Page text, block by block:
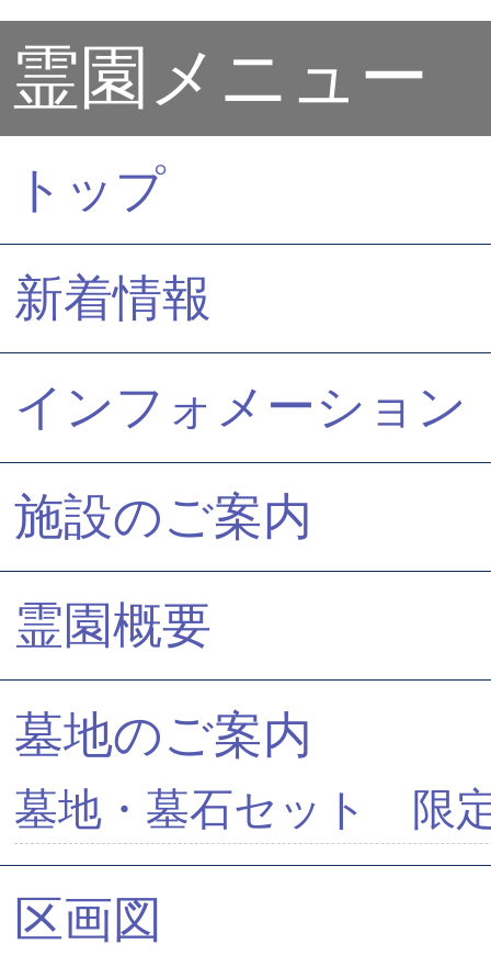
霊園メニュー
トップ
新着情報
インフォメーション
施設のご案内
霊園概要
墓地のご案内
墓地・墓石セット 限
区画図